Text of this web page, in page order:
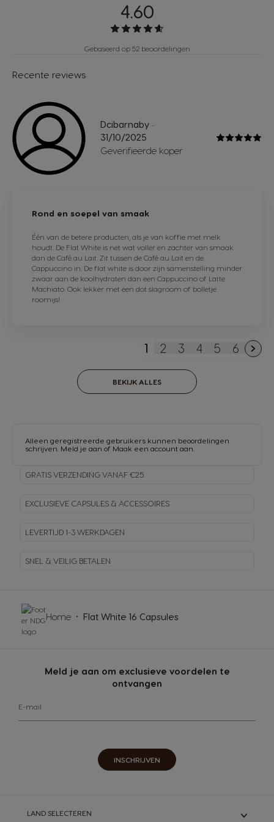
4.60
Gebaseerd op 52 beoordelingen
Recente reviews
Dcibarnaby -
31/10/2025
Geverifieerde koper
Rond en soepel van smaak
Één van de betere producten, als je van koffie met melk
houdt. De Flat White is net wat voller en zachter van smaak
dan de Café au Lait. Zit tussen de Café au Lait en de
Cappuccino in. De flat white is door zijn samenstelling minder
zwaar aan de koolhydraten dan een Cappuccino of Latte
Machiato. Ook lekker met een dot slagroom of bolletje
roomijs!
U lees momenteel
1 Pagina
2 Pagina
3 Pagina
4 Pagina
5 Pagina
6
BEKIJK ALLES
Alleen geregistreerde gebruikers kunnen beoordelingen
schrijven. Meld je aan of Maak een account aan
GRATIS VERZENDING VANAF €25
EXCLUSIEVE CAPSULES & ACCESSOIRES
LEVERTIJD 1-3 WERKDAGEN
SNEL & VEILIG BETALEN
Meld je aan om exclusieve voordelen te
ontvangen
E-mail
INSCHRIJVEN
Home Flat White 16 Capsules
LAND SELECTEREN